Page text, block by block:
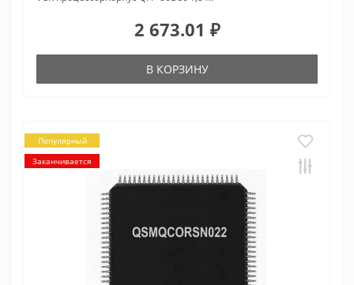
2 673.01 ₽
В КОРЗИНУ
Популярный
Заканчивается